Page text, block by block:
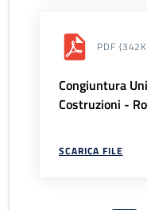
PDF
Congiuntura
Costruzioni -
SCARICA FILE